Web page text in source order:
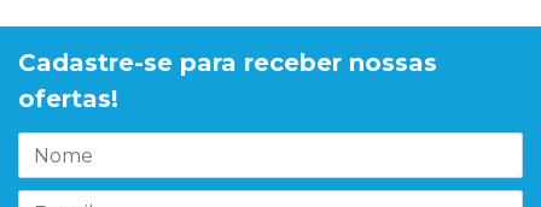
Cadastre-se para receber nossas
ofertas!